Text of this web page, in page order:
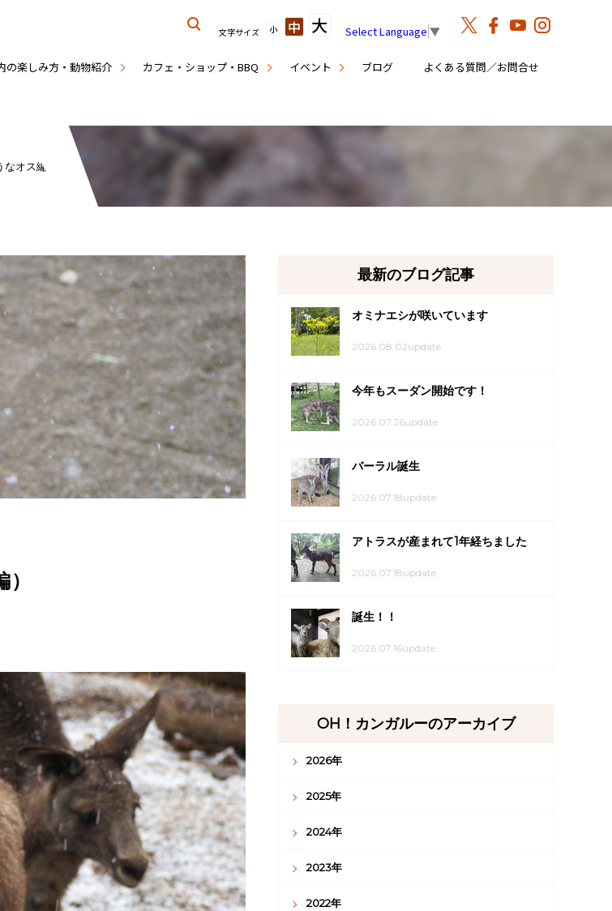
の楽しみ方・動物紹介 カフェ・ショップ・BBQ イベント ブログ よくある質問／お問合せ
文字サイズ 小 中 大 Select Language ▼
オス編）
最新のブログ記事
オミナエシが咲いています
2026.08.02update
今年もスーダン開始です！
2026.07.26update
バーラル誕生
2026.07.18update
アトラスが産まれて1年経ちました
2026.07.18update
誕生！！
2026.07.16update
OH！カンガルーのアーカイブ
2026年
2025年
2024年
2023年
2022年